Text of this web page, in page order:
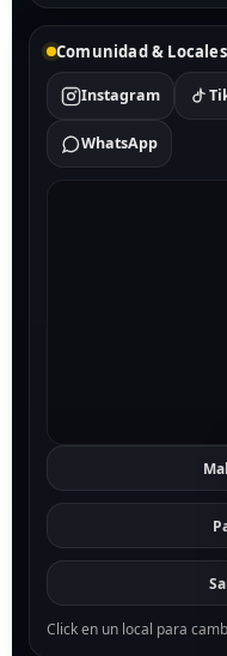
Comunidad & Locales
Instagram
WhatsApp
Click en un local para